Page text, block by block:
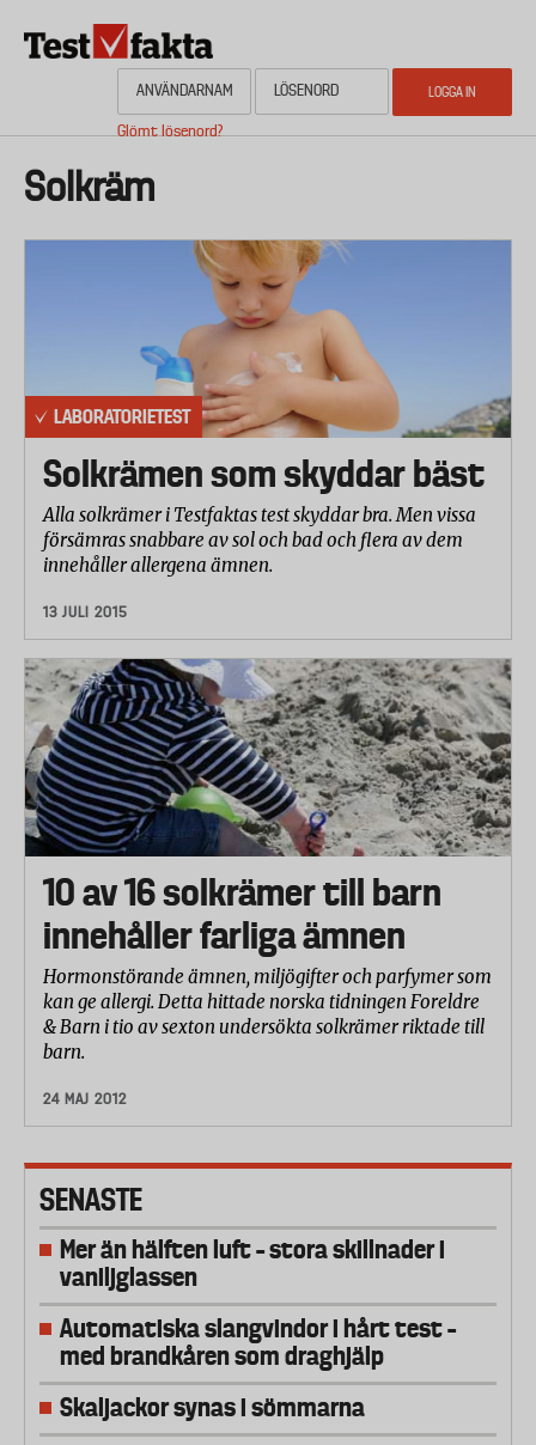
Glömt lösenord?
Media
HEM OM NYHETSBYRÅN TESTFAKTA
Solkräm
LABORATORIETEST
Solkrämen som skyddar bäst
Alla solkrämer i Testfaktas test skyddar bra. Men vissa
försämras snabbare av sol och bad och flera av dem
innehåller allergena ämnen.
13 JULI 2015
10 av 16 solkrämer till barn
innehåller farliga ämnen
Hormonstörande ämnen, miljögifter och parfymer som
kan ge allergi. Detta hittade norska tidningen Foreldre
& Barn i tio av sexton undersökta solkrämer riktade till
barn.
24 MAJ 2012
SENASTE
Mer än hälften luft – stora skillnader i
vaniljglassen
Automatiska slangvindor i hårt test –
med brandkåren som draghjälp
Skaljackor synas i sömmarna